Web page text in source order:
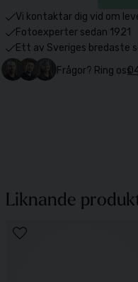
Vi kontaktar dig vid om
Fotoexperter sedan 1921
Ett av Sveriges bredaste
Frågor? Ring oss
Liknande